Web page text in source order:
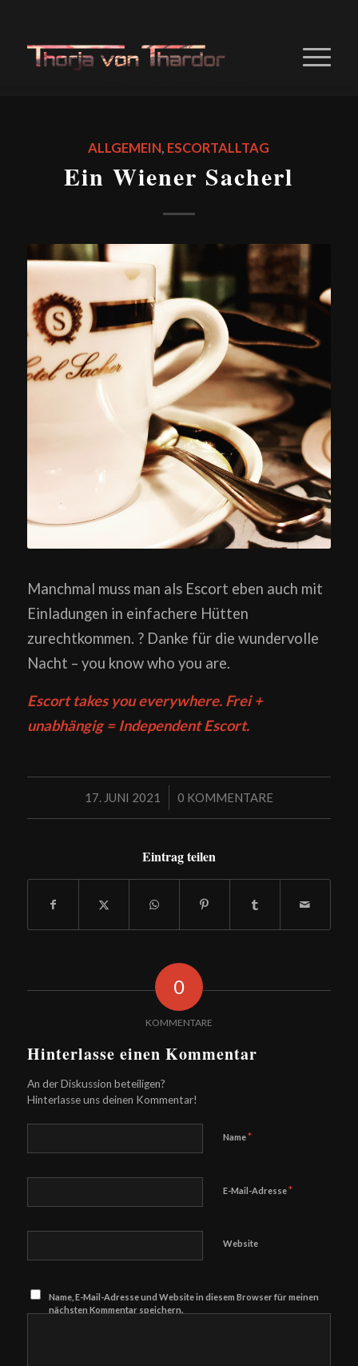
ALLGEMEIN, ESCORTALLTAG
Ein Wiener Sacherl
Manchmal muss man als Escort eben auch mit
Einladungen in einfachere Hütten
zurechtkommen. ? Danke für die wundervolle
Nacht – you know who you are.
Escort takes you everywhere. Frei +
unabhängig = Independent Escort.
17. JUNI 2021
/ 0 KOMMENTARE
Eintrag teilen
0
KOMMENTARE
Hinterlasse einen Kommentar
An der Diskussion beteiligen?
Hinterlasse uns deinen Kommentar!
Name*
E-Mail-Adresse*
Website
Name, E-Mail-Adresse und Website in diesem Browser für meinen
nächsten Kommentar speichern.